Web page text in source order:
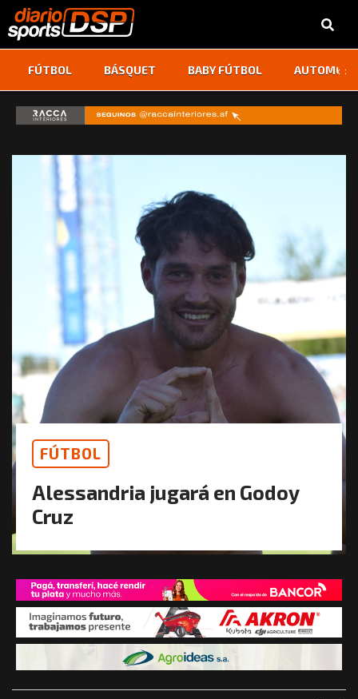
FÚTBOL BÁSQUET BABY FÚTBOL ‹ ›
FÚTBOL
Alessandria jugará en Godoy
Cruz